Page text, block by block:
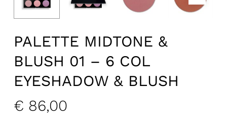
PALETTE MIDTONE &
BLUSH 01 – 6 COL
EYESHADOW & BLUSH
€ 86,00